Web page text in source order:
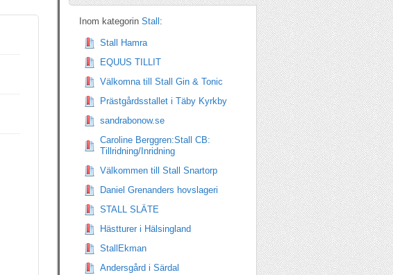
Inom kategorin Stall :
Stall Hamra
EQUUS TILLIT
Välkomna till Stall Gin & Tonic
Prästgårdsstallet i Täby Kyrkby
sandrabonow.se
Caroline Berggren:Stall CB:
Tillridning/Inridning
Välkommen till Stall Snartorp
Daniel Grenanders hovslageri
STALL SLÄTE
Hästturer i Hälsingland
StallEkman
Andersgård i Särdal